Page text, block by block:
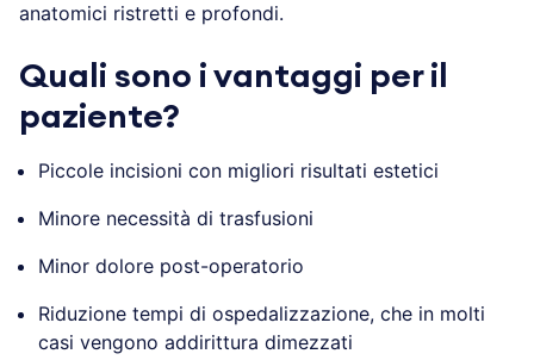
anatomici ristretti e profondi.
Quali sono i vantaggi per il
paziente?
Piccole incisioni con migliori risultati estetici
Minore necessità di trasfusioni
Minor dolore post-operatorio
Riduzione tempi di ospedalizzazione, che in molti
casi vengono addirittura dimezzati